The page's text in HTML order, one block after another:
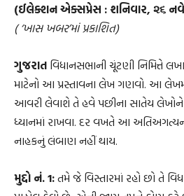
(ઈલેક્શન એક્સપ્રેસ : શનિવાર, ૨૬
( ‘ખાસ ખબર’માં પ્રકાશિત)
ગુજરાત વિધાનસભાની ચૂંટણી નિમિત્તે
માટેનો આ પ્રસ્તાવના લેખ ગણવો. આ
આવરી લેવાશે તે હવે પછીના સાતેય
ધ્યાનમાં રાખવા. દર વખતે આ
નાહકનું લંબાણ નહીં થાય.
મુદ્દો નં. 1:તમે જે વિસ્તારમાં રહો છો તે